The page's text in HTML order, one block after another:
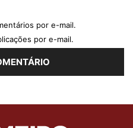
por e-mail.
por e-mail.